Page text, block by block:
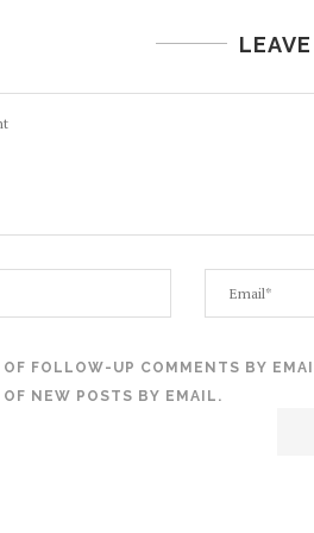
FOLLOW-UP COMMENTS BY
NEW POSTS BY EMAIL.